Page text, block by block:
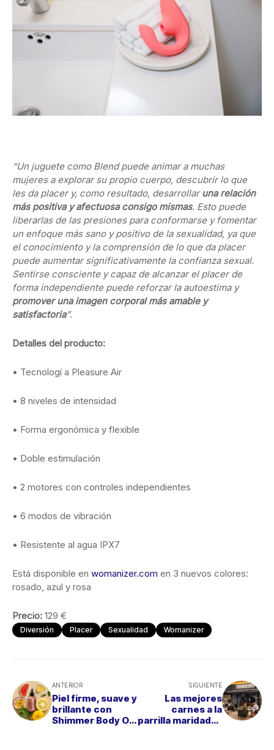
“Un juguete como Blend puede animar a muchas
mujeres a explorar su propio cuerpo, descubrir lo que
les da placer y, como resultado, desarrollaruna relación
más positiva y afectuosa consigo mismas. Esto puede
liberarlas de las presiones para conformarse y fomentar
un enfoque más sano y positivo de la sexualidad, ya que
el conocimiento y la comprensión de lo que da placer
puede aumentar significativamente la confianza sexual.
Sentirse consciente y capaz de alcanzar el placer de
forma independiente puede reforzar la autoestima y
promover una imagen corporal más amable y
satisfactoria”.
Detalles del producto:
• Tecnologí a Pleasure Air
• 8 niveles de intensidad
• Forma ergonómica y flexible
• Doble estimulación
• 2 motores con controles independientes
• 6 modos de vibración
• Resistente al agua IPX7
Está disponible en womanizer.com en 3 nuevos colores:
rosado, azul y rosa
Precio: 129 €
Diversión Placer Sexualidad Womanizer
ANTERIOR
Piel firme, suave y
brillante con
Shimmer Body Oil
SIGUIENTE
Las mejores
carnes a la
parrilla maridadas